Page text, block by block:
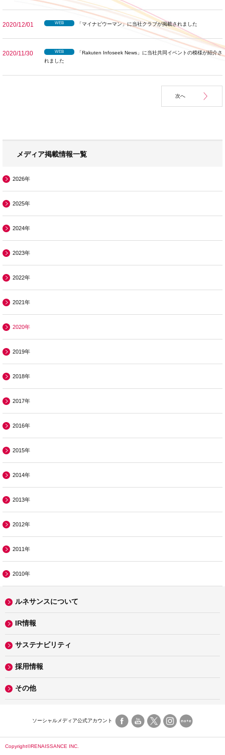
2020/12/01 WEB 「マイナビウーマン」に当社クラブが掲載されました
2020/11/30 WEB
「Rakuten Infoseek News」に当社共同イベントの模様が紹介さ
れました
次へ
メディア掲載情報一覧
2026年
2025年
2024年
2023年
2022年
2021年
2020年
2019年
2018年
2017年
2016年
2015年
2014年
2013年
2012年
2011年
2010年
ルネサンスについて
IR情報
サステナビリティ
採用情報
その他
ソーシャルメディア公式アカウント
Copyright©RENAISSANCE INC.